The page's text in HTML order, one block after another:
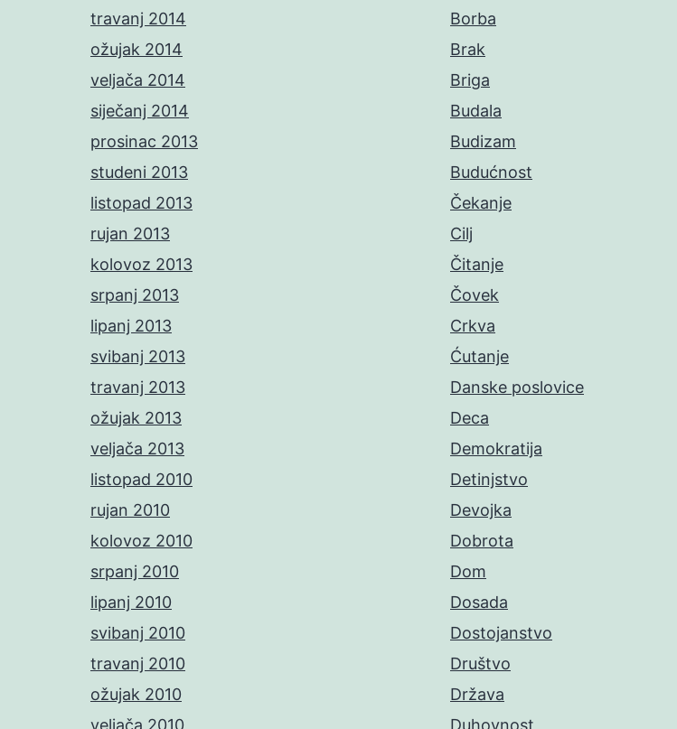
travanj 2014
ožujak 2014
veljača 2014
siječanj 2014
prosinac 2013
studeni 2013
listopad 2013
rujan 2013
kolovoz 2013
srpanj 2013
lipanj 2013
svibanj 2013
travanj 2013
ožujak 2013
veljača 2013
listopad 2010
rujan 2010
kolovoz 2010
srpanj 2010
lipanj 2010
svibanj 2010
travanj 2010
ožujak 2010
veljača 2010
Borba
Brak
Briga
Budala
Budizam
Budućnost
Čekanje
Cilj
Čitanje
Čovek
Crkva
Ćutanje
Danske poslovice
Deca
Demokratija
Detinjstvo
Devojka
Dobrota
Dom
Dosada
Dostojanstvo
Društvo
Država
Duhovnost